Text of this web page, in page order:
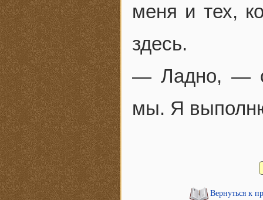
меня и тех,
здесь.
— Ладно, —
мы. Я
Вернуться к